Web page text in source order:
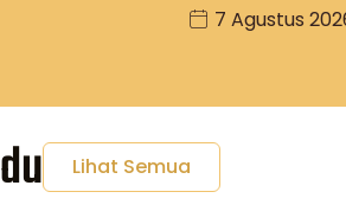
7 Agustus
Lihat Semua